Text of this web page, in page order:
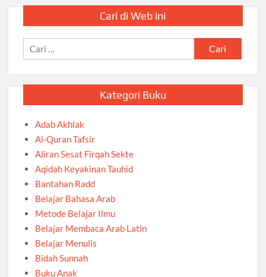
Cari di Web ini
Cari
untuk:
Kategori Buku
Adab Akhlak
Al-Quran Tafsir
Aliran Sesat Firqah Sekte
Aqidah Keyakinan Tauhid
Bantahan Radd
Belajar Bahasa Arab
Metode Belajar Ilmu
Belajar Membaca Arab Latin
Belajar Menulis
Bidah Sunnah
Buku Anak